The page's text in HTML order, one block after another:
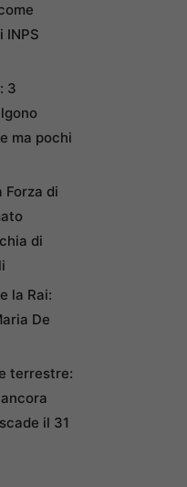
3
ma pochi
Forza di
di
la Rai:
De
terrestre:
il 31